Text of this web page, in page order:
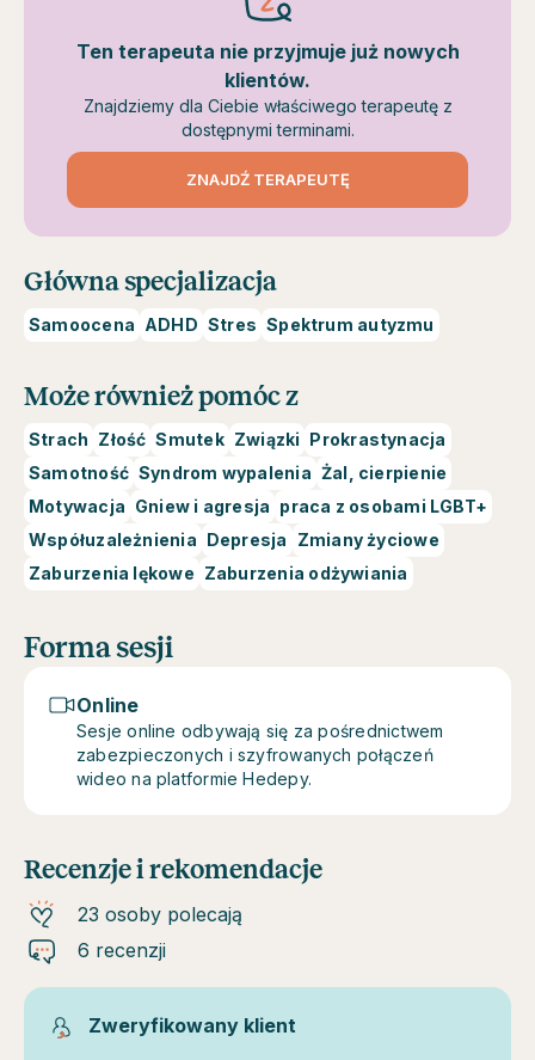
Ten terapeuta nie przyjmuje już nowych
klientów.
Znajdziemy dla Ciebie właściwego terapeutę z
dostępnymi terminami.
ZNAJDŹ TERAPEUTĘ
Główna specjalizacja
Samoocena ADHD Stres Spektrum autyzmu
Może również pomóc z
Strach Złość Smutek Związki Prokrastynacja
Samotność Syndrom wypalenia Żal, cierpienie
Motywacja Gniew i agresja praca z osobami LGBT+
Współuzależnienia Depresja
Zmiany życiowe
Zaburzenia lękowe Zaburzenia odżywiania
Forma sesji
Online
Sesje online odbywają się za pośrednictwem
zabezpieczonych i szyfrowanych połączeń
wideo na platformie Hedepy.
Recenzje i rekomendacje
23 osoby polecają
6 recenzji
Zweryfikowany klient